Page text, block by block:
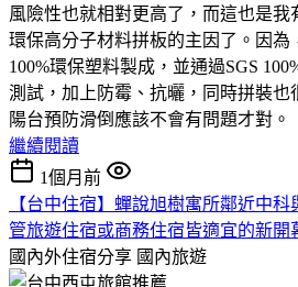
風險性也就相對更高了，而這也是
環保高分子材料拼板的主因了。因為
100%環保塑料製成，並通過SGS
測試，加上防霉、抗曬，同時拼裝也
陽台預防滑倒應該不會有問題才對。
繼續閱讀
1個月前
【台中住宿】蟬說旭樹寓所鄰近中
管旅遊住宿或商務住宿皆適宜的新開
國內外住宿分享 國內旅遊